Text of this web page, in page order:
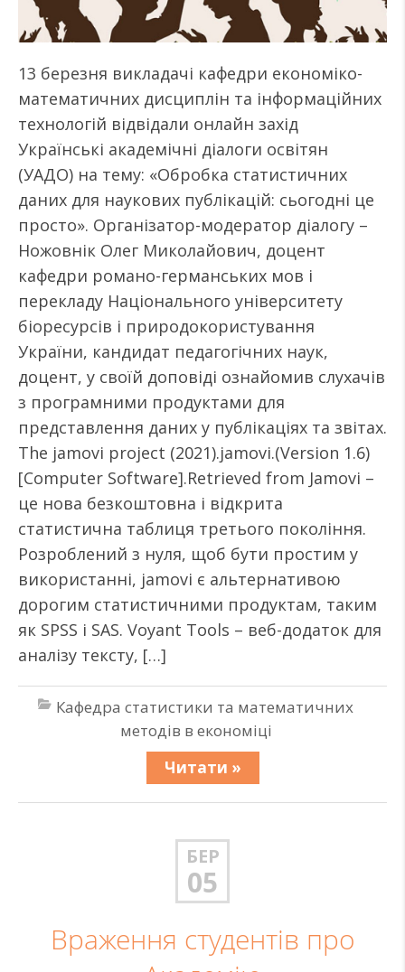
13 березня викладачі кафедри економіко-
математичних дисциплін та інформаційних
технологій відвідали онлайн захід
Українські академічні діалоги освітян
(УАДО) на тему: «Обробка статистичних
даних для наукових публікацій: сьогодні це
просто». Організатор-модератор діалогу –
Ножовнік Олег Миколайович, доцент
кафедри романо-германських мов і
перекладу Національного університету
біоресурсів і природокористування
України, кандидат педагогічних наук,
доцент, у своїй доповіді ознайомив слухачів
з програмними продуктами для
представлення даних у публікаціях та звітах.
The jamovi project (2021).jamovi.(Version 1.6)
[Computer Software].Retrieved from Jamovi –
це нова безкоштовна і відкрита
статистична таблиця третього покоління.
Розроблений з нуля, щоб бути простим у
використанні, jamovi є альтернативою
дорогим статистичними продуктам, таким
як SPSS і SAS. Voyant Tools – веб-додаток для
аналізу тексту, […]
Кафедра статистики та математичних
методів в економіці
Читати »
БЕР
05
Враження студентів про